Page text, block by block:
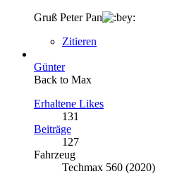
Gruß Peter Pan
Zitieren
Günter
Back to Max
Erhaltene Likes
131
Beiträge
127
Fahrzeug
Techmax 560 (2020)